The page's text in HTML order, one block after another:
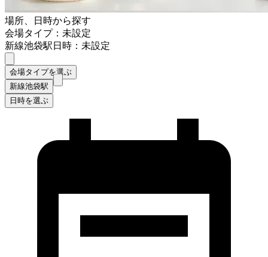
場所、日時から探す
会場タイプ：未設定
新線池袋駅日時：未設定
会場タイプを選ぶ
新線池袋駅
日時を選ぶ